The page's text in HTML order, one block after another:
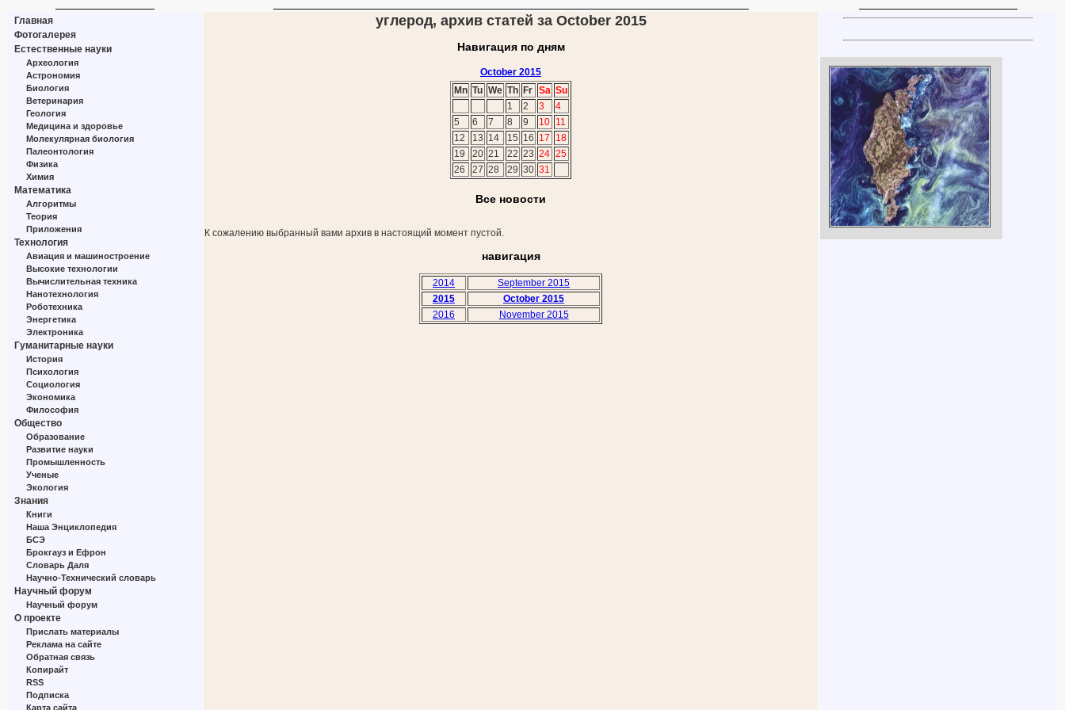
Главная
Фотогалерея
Естественные науки
Археология
Астрономия
Биология
Ветеринария
Геология
Медицина и здоровье
Молекулярная биология
Палеонтология
Физика
Химия
Математика
Алгоритмы
Теория
Приложения
Технология
Авиация и машиностроение
Высокие технологии
Вычислительная техника
Нанотехнология
Роботехника
Энергетика
Электроника
Гуманитарные науки
История
Психология
Социология
Экономика
Философия
Общество
Образование
Развитие науки
Промышленность
Ученые
Экология
Знания
Книги
Наша Энциклопедия
БСЭ
Брокгауз и Ефрон
Словарь Даля
Научно-Технический словарь
Научный форум
Научный форум
О проекте
Прислать материалы
Реклама на сайте
Обратная связь
Копирайт
RSS
Подписка
Карта сайта
углерод, архив статей за October 2015
Навигация по дням
October 2015
Mn Tu We Th Fr Sa Su
1
2 3
4
5
6 7 8 9 10 11
12
13 14 15 16 17
18
19
20 21 22 23 24 25
26
27 28 29 30 31
Все новости
К сожалению выбранный вами архив в настоящий момент пустой.
навигация
2014
September 2015
2015
October 2015
2016
November 2015